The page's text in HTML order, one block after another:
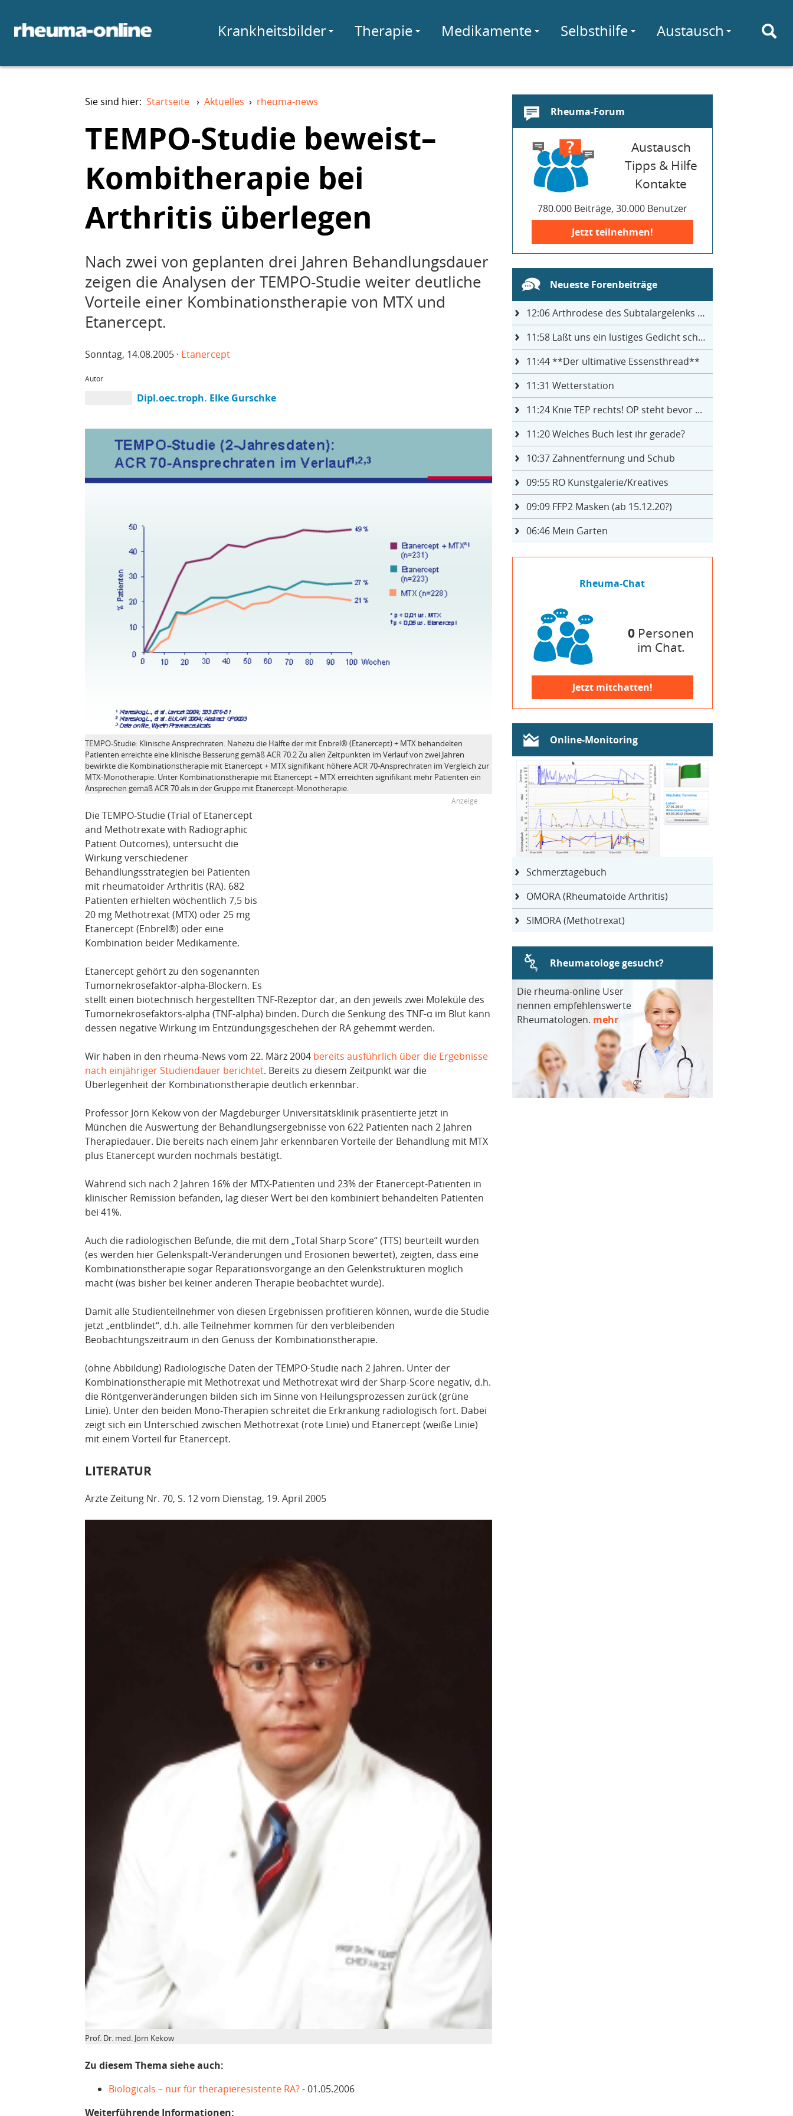
Krankheitsbilder Therapie Medikamente Selbsthilfe Austausch
Sie sind hier: Startseite › Aktuelles › rheuma-news
TEMPO-Studie beweist–
Kombitherapie bei
Arthritis überlegen
Nach zwei von geplanten drei Jahren Behandlungsdauer
zeigen die Analysen der TEMPO-Studie weiter deutliche
Vorteile einer Kombinationstherapie von MTX und
Etanercept.
Sonntag, 14.08.2005 · Etanercept
Autor
Dipl.oec.troph. Elke Gurschke
TEMPO-Studie: Klinische Ansprechraten. Nahezu die Hälfte der mit Enbrel® (Etanercept) + MTX behandelten
Patienten erreichte eine klinische Besserung gemäß ACR 70.2 Zu allen Zeitpunkten im Verlauf von zwei Jahren
bewirkte die Kombinationstherapie mit Etanercept + MTX signifikant höhere ACR 70-Ansprechraten im Vergleich zur
MTX-Monotherapie. Unter Kombinationstherapie mit Etanercept + MTX erreichten signifikant mehr Patienten ein
Ansprechen gemäß ACR 70 als in der Gruppe mit Etanercept-Monotherapie.
Die TEMPO-Studie (Trial of Etanercept
and Methotrexate with Radiographic
Patient Outcomes), untersucht die
Wirkung verschiedener
Behandlungsstrategien bei Patienten
mit rheumatoider Arthritis (RA). 682
Patienten erhielten wöchentlich 7,5 bis
20 mg Methotrexat (MTX) oder 25 mg
Etanercept (Enbrel®) oder eine
Kombination beider Medikamente.
Etanercept gehört zu den sogenannten
Tumornekrosefaktor-alpha-Blockern. Es
stellt einen biotechnisch hergestellten TNF-Rezeptor dar, an den jeweils zwei Moleküle des
Tumornekrosefaktors-alpha (TNF-alpha) binden. Durch die Senkung des TNF-α im Blut kann
dessen negative Wirkung im Entzündungsgeschehen der RA gehemmt werden.
Wir haben in den rheuma-News vom 22. März 2004 bereits ausführlich über die Ergebnisse
nach einjähriger Studiendauer berichtet. Bereits zu diesem Zeitpunkt war die
Überlegenheit der Kombinationstherapie deutlich erkennbar.
Professor Jörn Kekow von der Magdeburger Universitätsklinik präsentierte jetzt in
München die Auswertung der Behandlungsergebnisse von 622 Patienten nach 2 Jahren
Therapiedauer. Die bereits nach einem Jahr erkennbaren Vorteile der Behandlung mit MTX
plus Etanercept wurden nochmals bestätigt.
Während sich nach 2 Jahren 16% der MTX-Patienten und 23% der Etanercept-Patienten in
klinischer Remission befanden, lag dieser Wert bei den kombiniert behandelten Patienten
bei 41%.
Auch die radiologischen Befunde, die mit dem „Total Sharp Score“ (TTS) beurteilt wurden
(es werden hier Gelenkspalt-Veränderungen und Erosionen bewertet), zeigten, dass eine
Kombinationstherapie sogar Reparationsvorgänge an den Gelenkstrukturen möglich
macht (was bisher bei keiner anderen Therapie beobachtet wurde).
Damit alle Studienteilnehmer von diesen Ergebnissen profitieren können, wurde die Studie
jetzt „entblindet“, d.h. alle Teilnehmer kommen für den verbleibenden
Beobachtungszeitraum in den Genuss der Kombinationstherapie.
(ohne Abbildung) Radiologische Daten der TEMPO-Studie nach 2 Jahren. Unter der
Kombinationstherapie mit Methotrexat und Methotrexat wird der Sharp-Score negativ, d.h.
die Röntgenveränderungen bilden sich im Sinne von Heilungsprozessen zurück (grüne
Linie). Unter den beiden Mono-Therapien schreitet die Erkrankung radiologisch fort. Dabei
zeigt sich ein Unterschied zwischen Methotrexat (rote Linie) und Etanercept (weiße Linie)
mit einem Vorteil für Etanercept.
LITERATUR
Ärzte Zeitung Nr. 70, S. 12 vom Dienstag, 19. April 2005
Prof. Dr. med. Jörn Kekow
Zu diesem Thema siehe auch:
Biologicals – nur für therapieresistente RA?- 01.05.2006
Weiterführende Informationen:
Rheuma-Forum
Austausch
Tipps & Hilfe
Kontakte
780.000 Beiträge, 30.000 Benutzer
Jetzt teilnehmen!
Neueste Forenbeiträge
12:06Arthrodese des Subtalargelenks mit 27
11:58Laßt uns ein lustiges Gedicht schreiben- jeder einen Satz
11:44**Der ultimative Essensthread**
11:31 Wetterstation
11:24Knie TEP rechts! OP steht bevor ...
11:20Welches Buch lest ihr gerade?
10:37Zahnentfernung und Schub
09:55RO Kunstgalerie/Kreatives
09:09FFP2 Masken (ab 15.12.20?)
06:46Mein Garten
Rheuma-Chat
0 Personen
im Chat.
Jetzt mitchatten!
Online-Monitoring
Schmerztagebuch
OMORA (Rheumatoide Arthritis)
SIMORA (Methotrexat)
Rheumatologe gesucht?
Die rheuma-online User
nennen empfehlenswerte
Rheumatologen. mehr